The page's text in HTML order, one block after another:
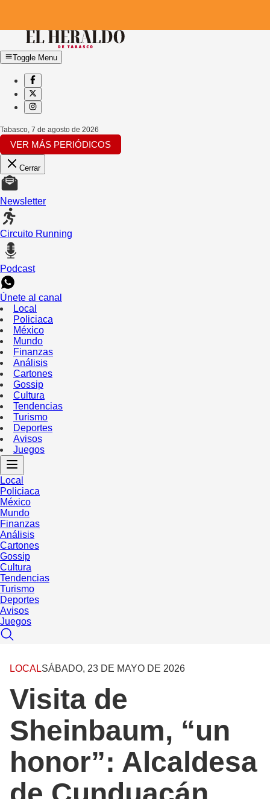
Toggle Menu
Tabasco, 7 de agosto de 2026
VER MÁS PERIÓDICOS
Cerrar
Newsletter
Circuito Running
Podcast
Únete al canal
Local
Policiaca
México
Mundo
Finanzas
Análisis
Cartones
Gossip
Cultura
Tendencias
Turismo
Deportes
Avisos
Juegos
Local
Policiaca
México
Mundo
Finanzas
Análisis
Cartones
Gossip
Cultura
Tendencias
Turismo
Deportes
Avisos
Juegos
LOCALSÁBADO, 23 DE MAYO DE 2026
Visita de
Sheinbaum, “un
honor”: Alcaldesa